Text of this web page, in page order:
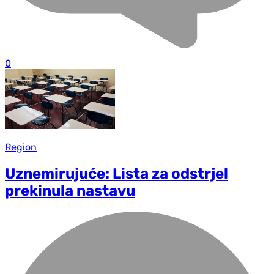
0
Region
Uznemirujuće: Lista za odstrjel
prekinula nastavu